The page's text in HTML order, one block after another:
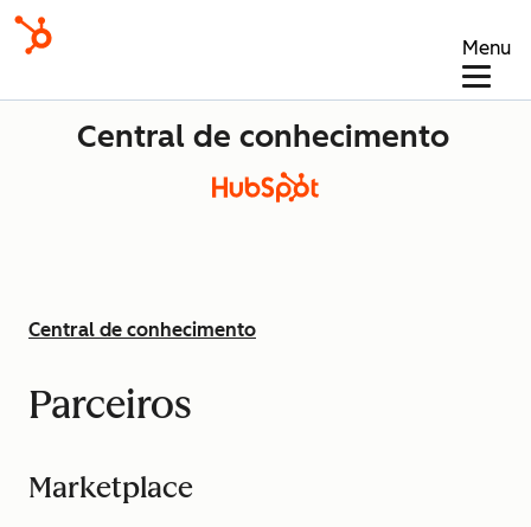
Menu
Central de conhecimento
Central de conhecimento
Parceiros
Marketplace